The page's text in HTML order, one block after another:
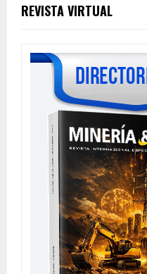
REVISTA VIRTUAL